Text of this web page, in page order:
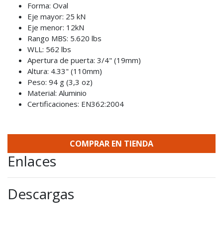
Forma: Oval
Eje mayor: 25 kN
Eje menor: 12kN
Rango MBS: 5.620 lbs
WLL: 562 lbs
Apertura de puerta: 3/4" (19mm)
Altura: 4.33" (110mm)
Peso: 94 g (3,3 oz)
Material: Aluminio
Certificaciones: EN362:2004
COMPRAR EN TIENDA
Enlaces
Descargas